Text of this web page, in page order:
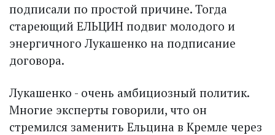
подписали по простой причине. Тогда
стареющий ЕЛЬЦИН подвиг молодого и
энергичного Лукашенко на подписание
договора.
Лукашенко - очень амбициозный политик.
Многие эксперты говорили, что он
стремился заменить Ельцина в Кремле через